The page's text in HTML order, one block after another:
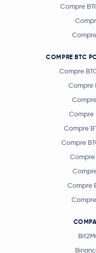
Compre
COMPRE BTC
Compre
Compre
Compre
Compre
Compre
Compre
Compre